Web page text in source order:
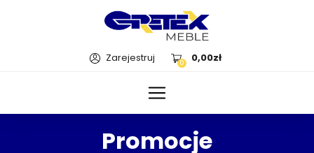
Zarejestruj 0 0,00zł
Promocje